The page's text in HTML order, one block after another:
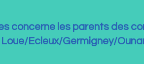
concerne les parents des
Ecleux/Germigney/